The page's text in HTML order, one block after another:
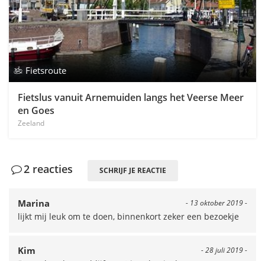
Fietsroute
Fietslus vanuit Arnemuiden langs het Veerse Meer
en Goes
Zeeland
2 reacties SCHRIJF JE REACTIE
- 13 oktober 2019 -
Marina
lijkt mij leuk om te doen, binnenkort zeker een bezoekje
- 28 juli 2019 -
Kim